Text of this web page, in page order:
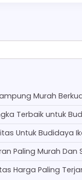
Murah
Terbaik untuk
Untuk Budidaya
Paling Murah Dan
Harga Paling